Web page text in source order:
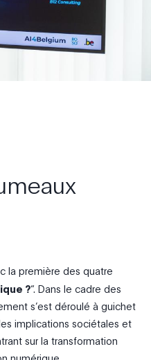
la première des quatre
?“. Dans le cadre des
s’est déroulé à guichet
implications sociétales et
sur la transformation